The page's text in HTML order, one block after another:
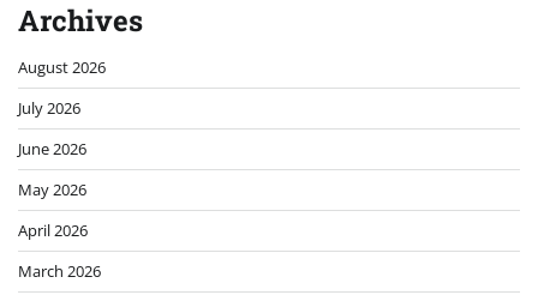
Archives
August 2026
July 2026
June 2026
May 2026
April 2026
March 2026